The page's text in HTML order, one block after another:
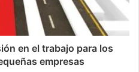
en el trabajo para los
empresas